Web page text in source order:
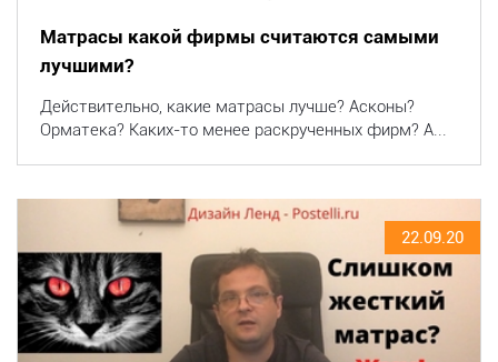
Матрасы какой фирмы считаются самыми
лучшими?
Действительно, какие матрасы лучше? Асконы?
Орматека? Каких-то менее раскрученных фирм? А...
22.09.20